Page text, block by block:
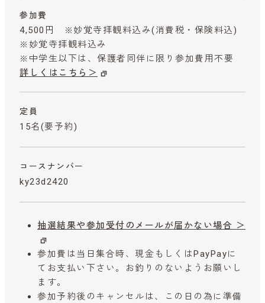
参加費
4,500円 ※妙覚寺拝観料込み(消費税・保険料込)
※妙覚寺拝観料込み
※中学生以下は、保護者同伴に限り参加費用不要
詳しくはこちら＞
定員
15名(要予約)
コースナンバー
ky23d2420
抽選結果や参加受付のメールが届かない場合 ＞
参加費は当日集合時、現金もしくはPayPayに
てお支払い下さい。お釣りのないようお願いし
ます。
参加予約後のキャンセルは、この日の為に準備